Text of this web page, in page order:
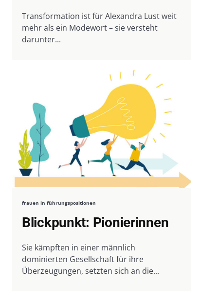
Transformation ist für Alexandra Lust weit
mehr als ein Modewort – sie versteht
darunter...
frauen in führungspositionen
Blickpunkt: Pionierinnen
Sie kämpften in einer männlich
dominierten Gesellschaft für ihre
Überzeugungen, setzten sich an die...